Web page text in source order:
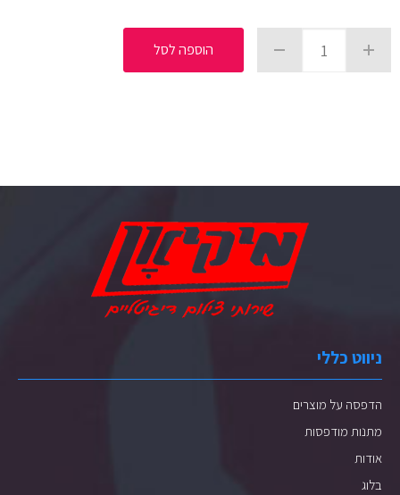
הוספה לסל
ניווט כללי
הדפסה על מוצרים
מתנות מודפסות
אודות
בלוג